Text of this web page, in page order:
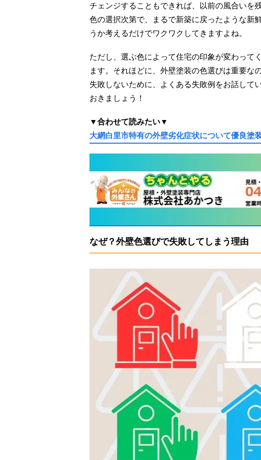
チェンジすることもできれば、以前の風合いを
色の選択次第で、まるで新築に戻ったような新
うか考えるだけでワクワクしてきますよね。
ただし、選ぶ色によって住宅の印象が変わって
ます。それほどに、外壁塗装の色選びは重要な
失敗しないために、よくある失敗例をお話して
おきましょう！
▼合わせて読みたい▼
大網白里市特有の外壁劣化症状について優良塗
なぜ？外壁色選びで失敗してしまう理由